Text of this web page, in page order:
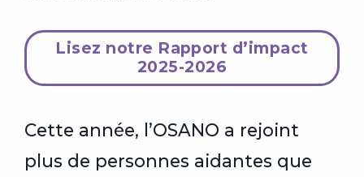
Lisez notre Rapport d’impact
2025-2026
Cette année, l’OSANO a rejoint
plus de personnes aidantes que